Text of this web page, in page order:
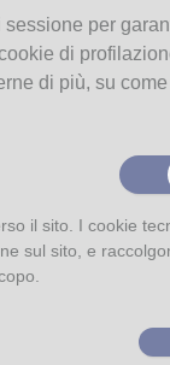
per
di
di più, su
il sito. I cookie
sul sito, e